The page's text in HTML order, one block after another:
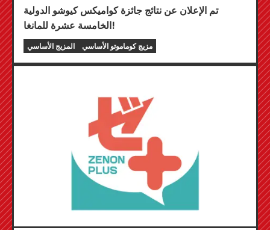
تم الإعلان عن نتائج جائزة كواميكس كيوشو الدولية
الخامسة عشرة للمانغا!
المزيج الأساسي مزيج كوماموتو الأساسي